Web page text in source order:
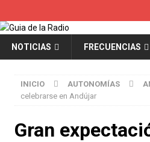
NOTICIAS FRECUENCIAS
INICIO AUTONOMÍAS
celebrarse en Andújar
Gran